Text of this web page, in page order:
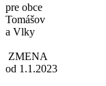
pre obce
Tomášov
a Vlky
ZMENA
od 1.1.2023